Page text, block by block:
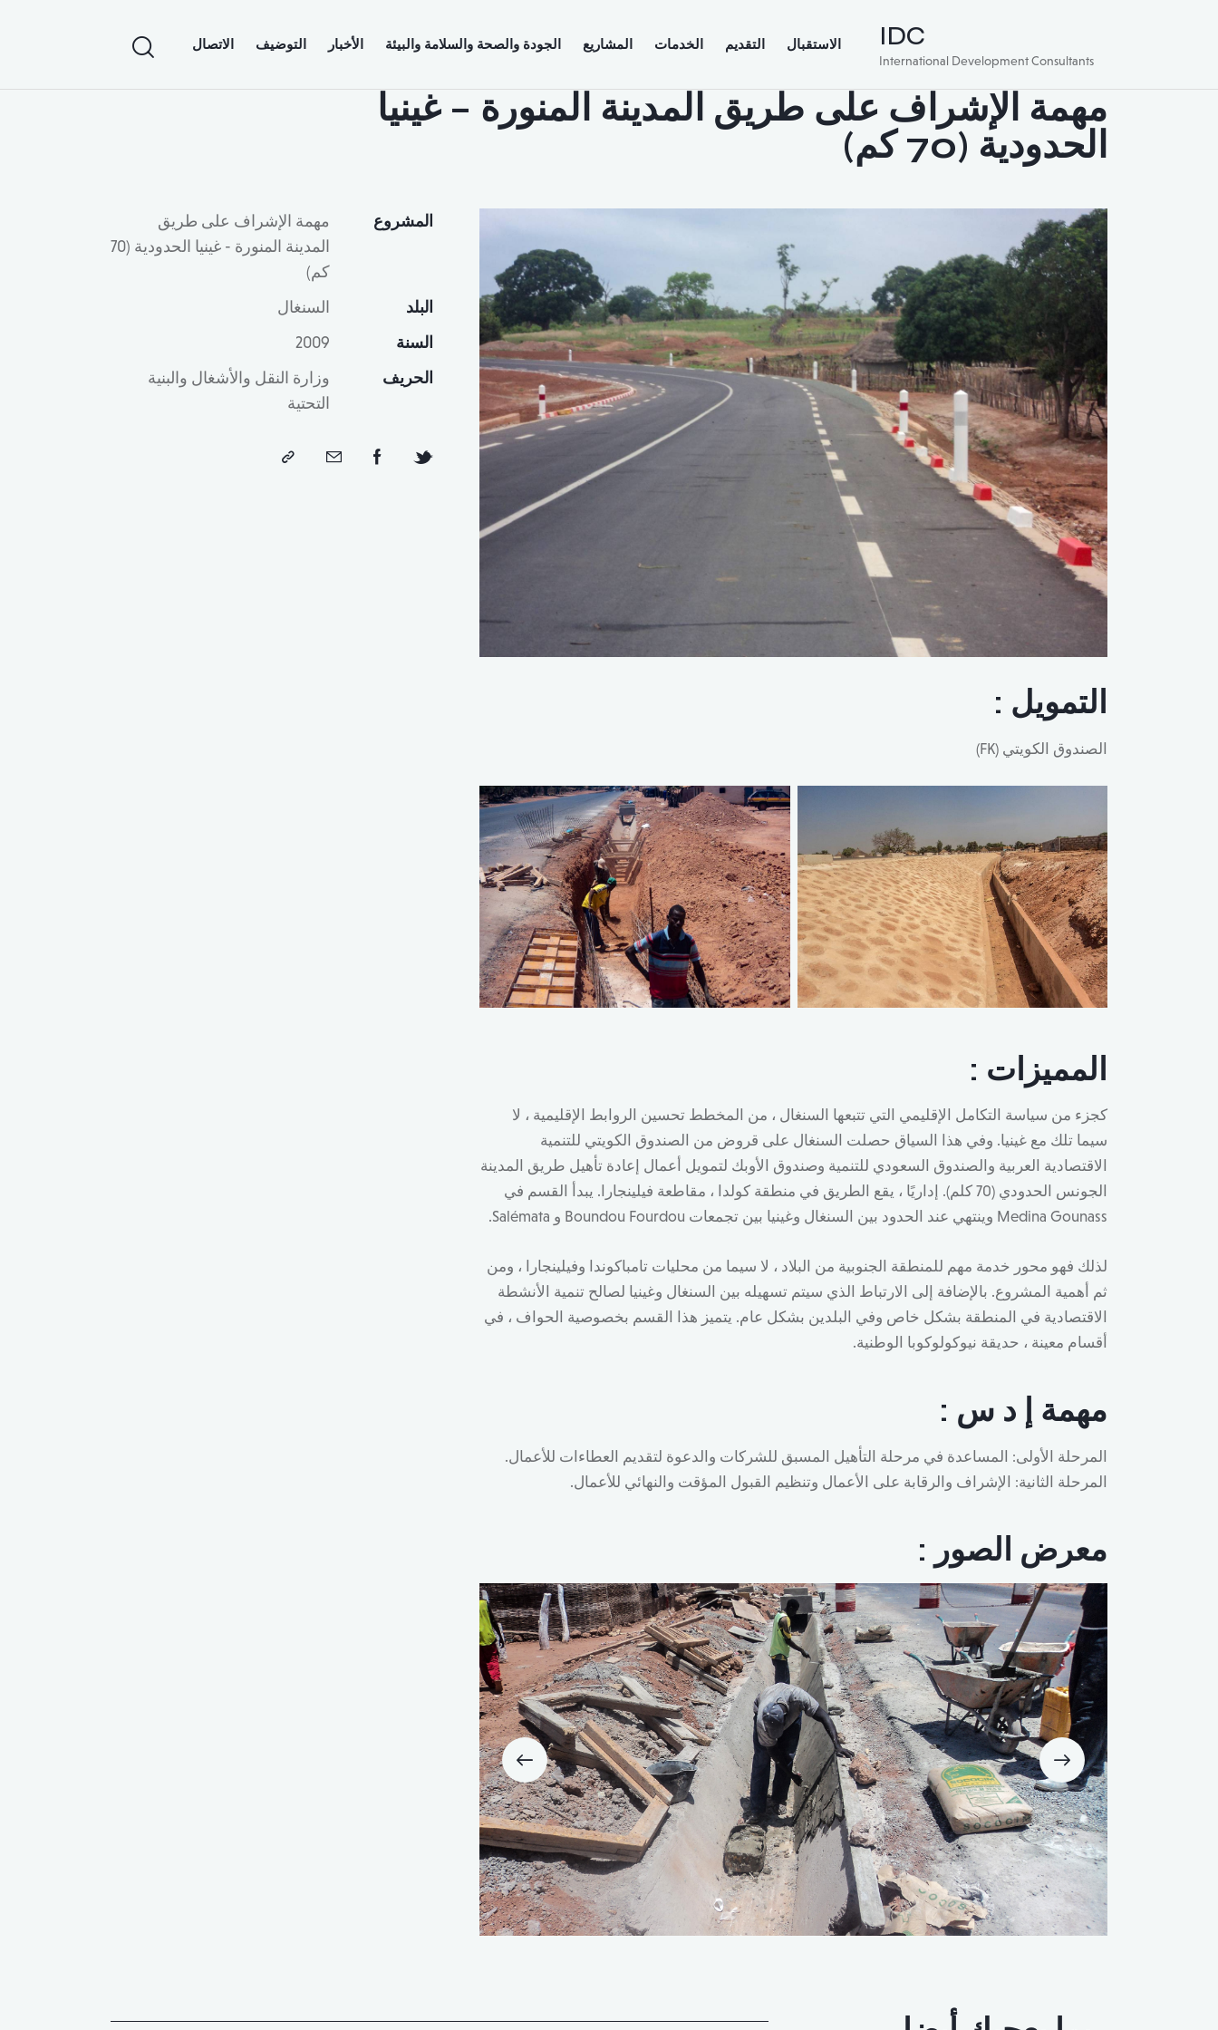
IDC
International Development Consultants
الاستقبال التقديم الخدمات المشاريع الجودة والصحة والسلامة والبيئة الأخبار التوضيف الاتصال
مهمة الإشراف على طريق المدينة المنورة – غينيا
الحدودية (70 كم)
المشروع
مهمة الإشراف على طريق
المدينة المنورة - غينيا الحدودية (70
كم)
البلد
السنغال
السنة
2009
الحريف
وزارة النقل والأشغال والبنية
التحتية
التمويل :
الصندوق الكويتي (FK)
المميزات :
كجزء من سياسة التكامل الإقليمي التي تتبعها السنغال ، من المخطط تحسين الروابط الإقليمية ، لا
سيما تلك مع غينيا. وفي هذا السياق حصلت السنغال على قروض من الصندوق الكويتي للتنمية
الاقتصادية العربية والصندوق السعودي للتنمية وصندوق الأوبك لتمويل أعمال إعادة تأهيل طريق المدينة
الجونس الحدودي (70 كلم). إداريًا ، يقع الطريق في منطقة كولدا ، مقاطعة فيلينجارا. يبدأ القسم في
Medina Gounass وينتهي عند الحدود بين السنغال وغينيا بين تجمعات Boundou Fourdou و Salémata.
لذلك فهو محور خدمة مهم للمنطقة الجنوبية من البلاد ، لا سيما من محليات تامباكوندا وفيلينجارا ، ومن
ثم أهمية المشروع. بالإضافة إلى الارتباط الذي سيتم تسهيله بين السنغال وغينيا لصالح تنمية الأنشطة
الاقتصادية في المنطقة بشكل خاص وفي البلدين بشكل عام. يتميز هذا القسم بخصوصية الحواف ، في
أقسام معينة ، حديقة نيوكولوكوبا الوطنية.
مهمة إ د س :
المرحلة الأولى: المساعدة في مرحلة التأهيل المسبق للشركات والدعوة لتقديم العطاءات للأعمال.
المرحلة الثانية: الإشراف والرقابة على الأعمال وتنظيم القبول المؤقت والنهائي للأعمال.
معرض الصور :